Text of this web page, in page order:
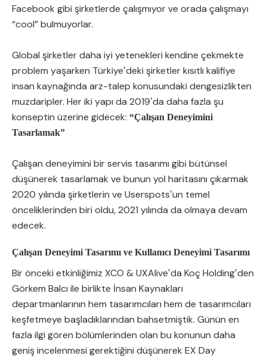
Facebook gibi şirketlerde çalışmıyor ve orada çalışmayı
“cool” bulmuyorlar.
Global şirketler daha iyi yetenekleri kendine çekmekte
problem yaşarken Türkiyeʼdeki şirketler kısıtlı kalifiye
insan kaynağında arz-talep konusundaki dengesizlikten
muzdaripler. Her iki yapı da 2019ʼda daha fazla şu
konseptin üzerine gidecek: “Çalışan Deneyimini
Tasarlamak”
Çalışan deneyimini bir servis tasarımı gibi bütünsel
düşünerek tasarlamak ve bunun yol haritasını çıkarmak
2020 yılında şirketlerin ve Userspotsʼun temel
önceliklerinden biri oldu, 2021 yılında da olmaya devam
edecek.
Çalışan Deneyimi Tasarımı ve Kullanıcı Deneyimi Tasarımı
Bir önceki etkinliğimiz XCO & UXAliveʼda Koç Holdingʼden
Görkem Balcı ile birlikte İnsan Kaynakları
departmanlarının hem tasarımcıları hem de tasarımcıları
keşfetmeye başladıklarından bahsetmiştik. Günün en
fazla ilgi gören bölümlerinden olan bu konunun daha
geniş incelenmesi gerektiğini düşünerek EX Day